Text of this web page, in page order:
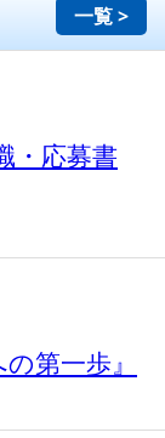
一覧 >
・応募書
第一歩』